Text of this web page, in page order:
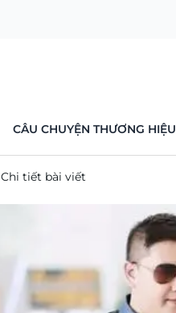
CÂU CHUYỆN THƯƠNG HIỆU
Chi tiết bài viết